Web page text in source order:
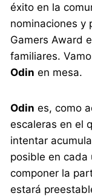
éxito en la
nominaciones y
Gamers Award
familiares.
Odin en mesa.
Odin es, como
escaleras en el
intentar
posible en cada
componer la
estará